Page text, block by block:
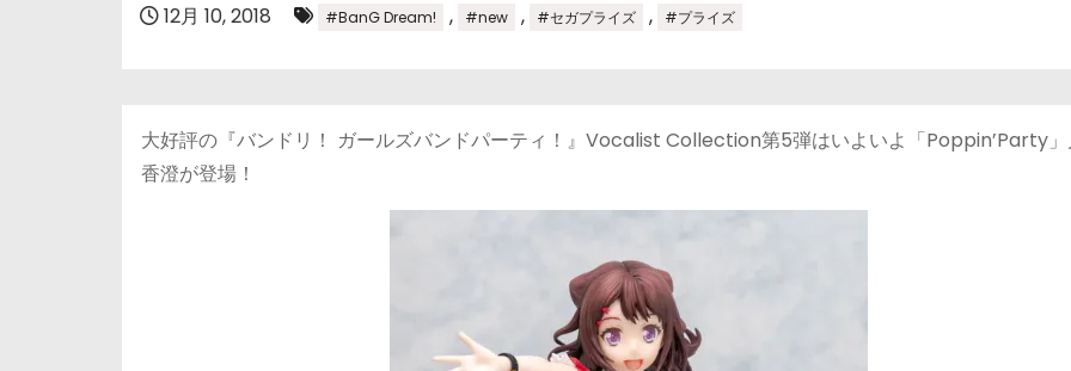
12月 10, 2018 #BanG Dream! , #new , #セガプライズ , #プライズ
大好評の『バンドリ！ ガールズバンドパーティ！』Vocalist Collection第5弾はいよいよ「Poppin’Party
香澄が登場！